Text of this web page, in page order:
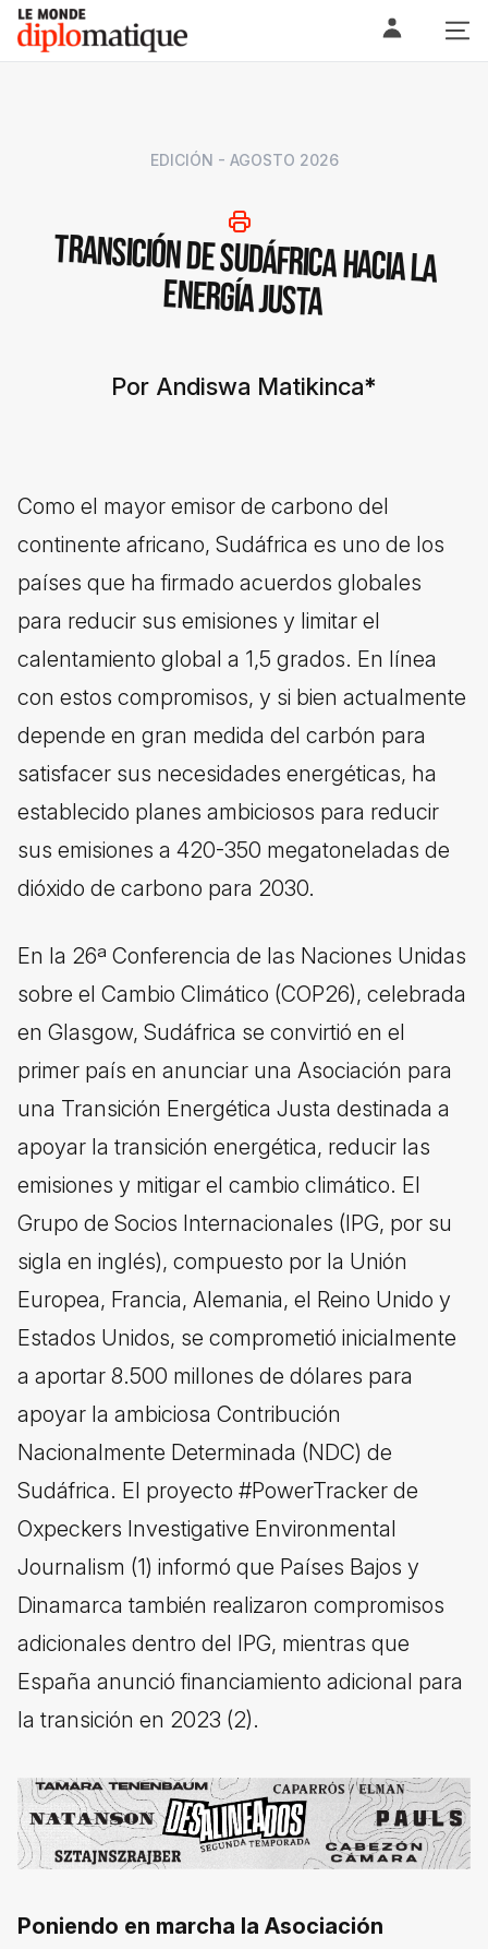
Skip
content
Le monde diplomatique
EDICIÓN - AGOSTO 2026
Transición de Sudáfrica hacia la
energía justa
Por Andiswa Matikinca*
Como el mayor emisor de carbono del
continente africano, Sudáfrica es uno de los
países que ha firmado acuerdos globales
para reducir sus emisiones y limitar el
calentamiento global a 1,5 grados. En línea
con estos compromisos, y si bien actualmente
depende en gran medida del carbón para
satisfacer sus necesidades energéticas, ha
establecido planes ambiciosos para reducir
sus emisiones a 420-350 megatoneladas de
dióxido de carbono para 2030.
En la 26ª Conferencia de las Naciones Unidas
sobre el Cambio Climático (COP26), celebrada
en Glasgow, Sudáfrica se convirtió en el
primer país en anunciar una Asociación para
una Transición Energética Justa destinada a
apoyar la transición energética, reducir las
emisiones y mitigar el cambio climático. El
Grupo de Socios Internacionales (IPG, por su
sigla en inglés), compuesto por la Unión
Europea, Francia, Alemania, el Reino Unido y
Estados Unidos, se comprometió inicialmente
a aportar 8.500 millones de dólares para
apoyar la ambiciosa Contribución
Nacionalmente Determinada (NDC) de
Sudáfrica. El proyecto #PowerTracker de
Oxpeckers Investigative Environmental
Journalism (1) informó que Países Bajos y
Dinamarca también realizaron compromisos
adicionales dentro del IPG, mientras que
España anunció financiamiento adicional para
la transición en 2023 (2).
Poniendo en marcha la Asociación